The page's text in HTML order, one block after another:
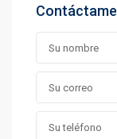
Contáctame